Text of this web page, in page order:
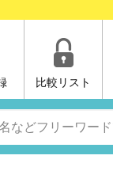
比較リスト